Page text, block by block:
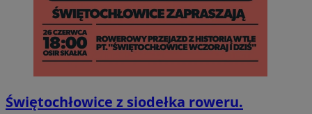
Świętochłowice z siodełka roweru.